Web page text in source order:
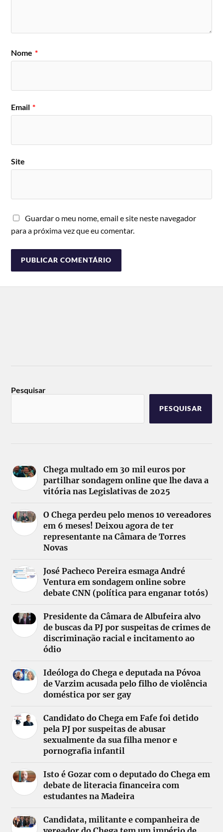
Nome *
Email *
Site
Guardar o meu nome, email e site neste navegador
para a próxima vez que eu comentar.
Pesquisar
PESQUISAR
Chega multado em 30 mil euros por
partilhar sondagem online que lhe dava a
vitória nas Legislativas de 2025
O Chega perdeu pelo menos 10 vereadores
em 6 meses! Deixou agora de ter
representante na Câmara de Torres
Novas
José Pacheco Pereira esmaga André
Ventura em sondagem online sobre
debate CNN (política para enganar totós)
Presidente da Câmara de Albufeira alvo
de buscas da PJ por suspeitas de crimes de
discriminação racial e incitamento ao
ódio
Ideóloga do Chega e deputada na Póvoa
de Varzim acusada pelo filho de violência
doméstica por ser gay
Candidato do Chega em Fafe foi detido
pela PJ por suspeitas de abusar
sexualmente da sua filha menor e
pornografia infantil
Isto é Gozar com o deputado do Chega em
debate de literacia financeira com
estudantes na Madeira
Candidata, militante e companheira de